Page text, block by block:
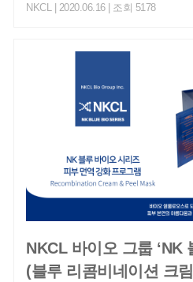
NKCL | 2020.06.16 | 조회 5178
NKCL 바이오 그룹 ‘NK
(블루 리콤비네이션 크